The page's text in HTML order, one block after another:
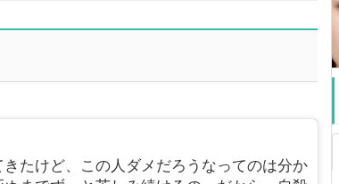
たけど、この人ダメだろうなってのは分か